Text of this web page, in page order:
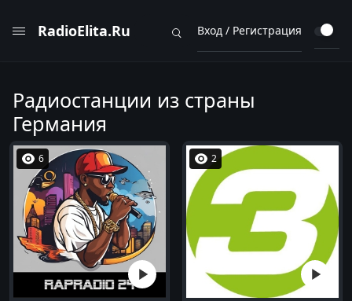
RadioElita.Ru Вход / Регистрация
Радиостанции из страны
Германия
6 2